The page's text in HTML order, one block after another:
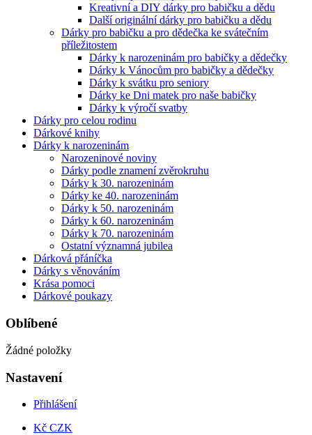
Kreativní a DIY dárky pro babičku a dědu
Další originální dárky pro babičku a dědu
Dárky pro babičku a pro dědečka ke svátečním
příležitostem
Dárky k narozeninám pro babičky a dědečky
Dárky k Vánocům pro babičky a dědečky
Dárky k svátku pro seniory
Dárky ke Dni matek pro naše babičky
Dárky k výročí svatby
Dárky pro celou rodinu
Dárkové knihy
Dárky k narozeninám
Narozeninové noviny
Dárky podle znamení zvěrokruhu
Dárky k 30. narozeninám
Dárky ke 40. narozeninám
Dárky k 50. narozeninám
Dárky k 60. narozeninám
Dárky k 70. narozeninám
Ostatní významná jubilea
Dárková přáníčka
Dárky s věnováním
Krása pomoci
Dárkové poukazy
Oblíbené
Žádné položky
Nastavení
Přihlášení
Kč CZK